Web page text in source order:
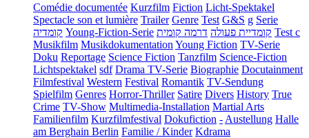
Comédie documentée Kurzfilm Fiction Licht-Spektakel
Spectacle son et lumière Trailer Genre Test G&S g Serie
קומדיה Young-Fiction-Serie קומדיית פעולה דרמה קומית
Test c
Musikfilm Musikdokumentation Young Fiction TV-Serie
Doku Reportage Science Fiction Tanzfilm Science-Fiction
Lichtspektakel sdf Drama TV-Serie Biographie Docutainment
Filmfestival Western Festival Romantik TV-Sendung
Spielfilm Genres Horror-Thriller Satire Divers History True
Crime TV-Show Multimedia-Installation Martial Arts
Familienfilm Kurzfilmfestival Dokufiction - Austellung Halle
am Berghain Berlin Familie / Kinder Kdrama